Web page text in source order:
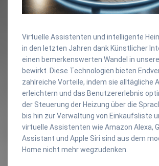
Virtuelle Assistenten und intelligente
in den letzten Jahren dank Künstlicher
einen bemerkenswerten Wandel in
bewirkt. Diese Technologien bieten
zahlreiche Vorteile, indem sie alltägliche
erleichtern und das Benutzererlebnis
der Steuerung der Heizung über die
bis hin zur Verwaltung von Einkaufsliste
virtuelle Assistenten wie Amazon Alexa,
Assistant und Apple Siri sind aus dem
Home nicht mehr wegzudenken.